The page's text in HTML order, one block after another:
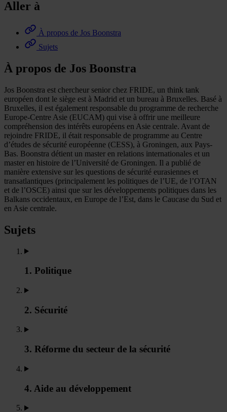
Aller à
À propos de Jos Boonstra
Sujets
À propos de Jos Boonstra
Jos Boonstra est chercheur senior chez FRIDE, un think tank
européen dont le siège est à Madrid et un bureau à Bruxelles. Basé à
Bruxelles, il est également responsable du programme de recherche
Europe-Centre Asie (EUCAM) qui vise à offrir une meilleure
compréhension des intérêts européens en Asie centrale. Avant de
rejoindre FRIDE, il était responsable de programme au Centre
d’études de sécurité européenne (CESS), à Groningen, aux Pays-
Bas. Boonstra détient un master en relations internationales et un
master en histoire de l’Université de Groningen. Il a publié de
manière extensive sur les questions de sécurité eurasiennes et
transatlantiques (principalement les politiques de l’UE, de l’OTAN
et de l’OSCE) ainsi que sur les développements politiques dans les
Balkans occidentaux, en Europe de l’Est, dans le Caucase du Sud et
en Asie centrale.
Sujets
1. Politique
2. Sécurité
3. Réforme du secteur de la sécurité
4. Aide au développement